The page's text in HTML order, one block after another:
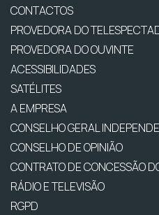
CONTACTOS
PROVEDORA DO
PROVEDORA DO OUVINTE
ACESSIBILIDADES
SATÉLITES
A EMPRESA
CONSELHO GERAL
CONSELHO DE OPINIÃO
CONTRATO DE CONCESSÃO
RÁDIO E TELEVISÃO
RGPD